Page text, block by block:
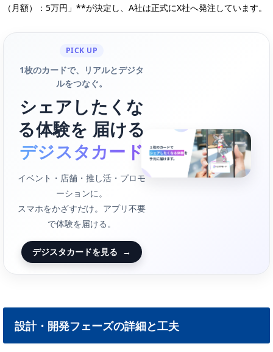
（月額）：5万円」**が決定し、A社は正式にX社へ発注しています。
PICK UP
1枚のカードで、リアルとデジタ
ルをつなぐ。
シェアしたくな
る体験を 届ける
デジスタカード
イベント・店舗・推し活・プロモ
ーションに。
スマホをかざすだけ。アプリ不要
で体験を届ける。
デジスタカードを見る →
設計・開発フェーズの詳細と工夫